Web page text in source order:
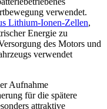
verwendet.
Lithium-Ionen-Zellen,
Energie zu
des Motors und
verwendet
Aufnahme
für die spätere
attraktive